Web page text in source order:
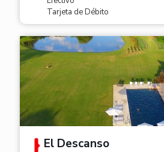
Tarjeta de Débito
El Descanso